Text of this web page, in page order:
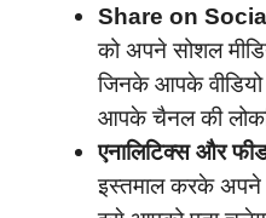
Share on
को अपने सोशल
जिनके आपके
आपके चैनल की
एनालिटिक्स और
इस्तमाल करके अपने